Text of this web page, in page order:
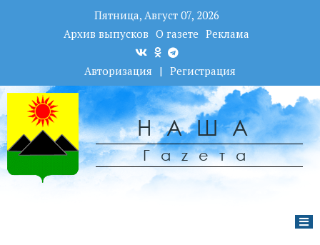
Пятница, Август 07, 2026
Архив выпусков О газете Реклама
Авторизация | Регистрация
НАША
Гаzета